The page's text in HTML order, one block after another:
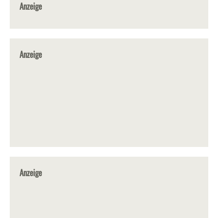
Anzeige
Anzeige
Anzeige